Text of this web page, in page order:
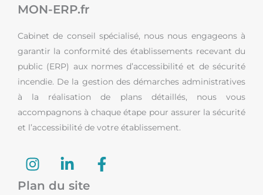
MON-ERP.fr
Cabinet de conseil spécialisé, nous nous engageons à
garantir la conformité des établissements recevant du
public (ERP) aux normes d’accessibilité et de sécurité
incendie. De la gestion des démarches administratives
à la réalisation de plans détaillés, nous vous
accompagnons à chaque étape pour assurer la sécurité
et l’accessibilité de votre établissement.
I
n
s
i
n
F
a
Plan du site